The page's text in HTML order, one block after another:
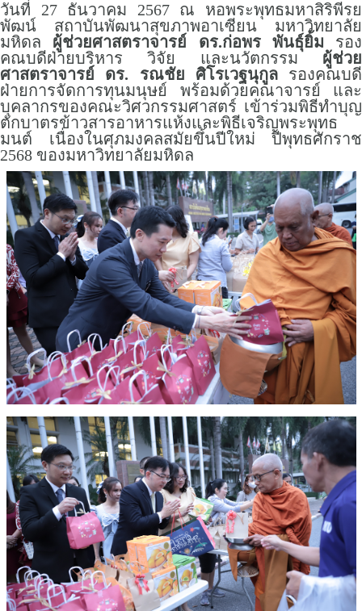
วันที่ 27 ธันวาคม 2567 ณ หอพระพุทธมหาสิริพีรย
พัฒน์ สถาบันพัฒนาสุขภาพอาเซียน มหาวิทยาลัย
มหิดล ผู้ช่วยศาสตราจารย์ ดร.ก่อพร พันธุ์ยิ้ม รอง
คณบดีฝ่ายบริหาร วิจัย และนวัตกรรม ผู้ช่วย
ศาสตราจารย์ ดร. รณชัย ศิโรเวฐนุกูลรองคณบดี
ฝ่ายการจัดการทุนมนุษย์ พร้อมด้วยคณาจารย์ และ
บุคลากรของคณะวิศวกรรมศาสตร์ เข้าร่วมพิธีทำบุญ
ตักบาตรข้าวสารอาหารแห้งและพิธีเจริญพระพุทธ
มนต์ เนื่องในศุภมงคลสมัยขึ้นปีใหม่ ปีพุทธศักราช
2568 ของมหาวิทยาลัยมหิดล